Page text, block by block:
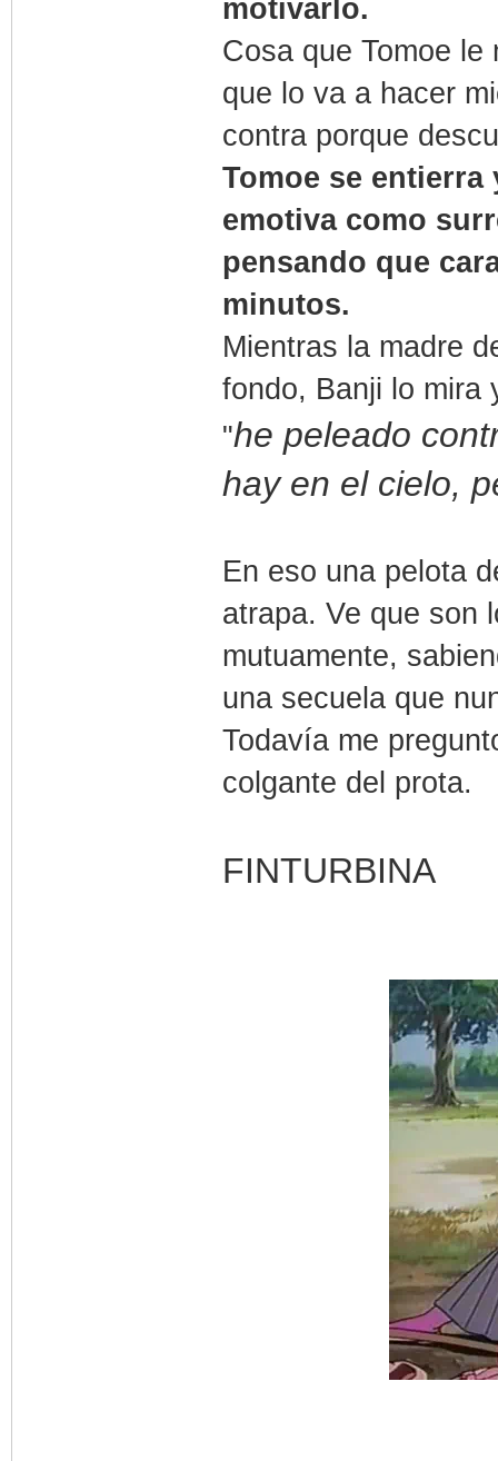
motivarlo.
Cosa que Tomoe
que lo va a hacer
contra porque
Tomoe se entierra
emotiva como
pensando que
minutos.
Mientras la madre
fondo, Banji lo mira
"he peleado
hay en el cielo,
En eso una pelota
atrapa. Ve que son
mutuamente,
una secuela que
Todavía me
colgante del prota.
FINTURBINA